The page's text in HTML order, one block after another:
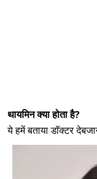
थायमिन क्या होता है?
ये हमें बताया डॉक्टर